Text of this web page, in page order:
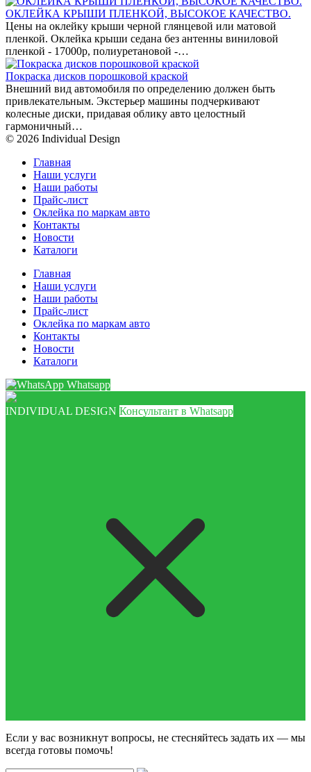
ОКЛЕЙКА КРЫШИ ПЛЕНКОЙ, ВЫСОКОЕ КАЧЕСТВО.
Цены на оклейку крыши черной глянцевой или матовой
пленкой. Оклейка крыши седана без антенны виниловой
пленкой - 17000р, полиуретановой -…
Покраска дисков порошковой краской
Внешний вид автомобиля по определению должен быть
привлекательным. Экстерьер машины подчеркивают
колесные диски, придавая облику авто целостный
гармоничный…
© 2026 Individual Design
Главная
Наши услуги
Наши работы
Прайс-лист
Оклейка по маркам авто
Контакты
Новости
Каталоги
Главная
Наши услуги
Наши работы
Прайс-лист
Оклейка по маркам авто
Контакты
Новости
Каталоги
Whatsapp
INDIVIDUAL DESIGN Консультант в Whatsapp
Если у вас возникнут вопросы, не стесняйтесь задать их — мы
всегда готовы помочь!